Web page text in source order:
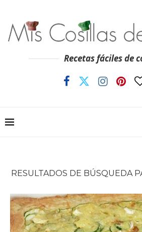
Recetas fáciles de
RESULTADOS DE BÚSQUEDA